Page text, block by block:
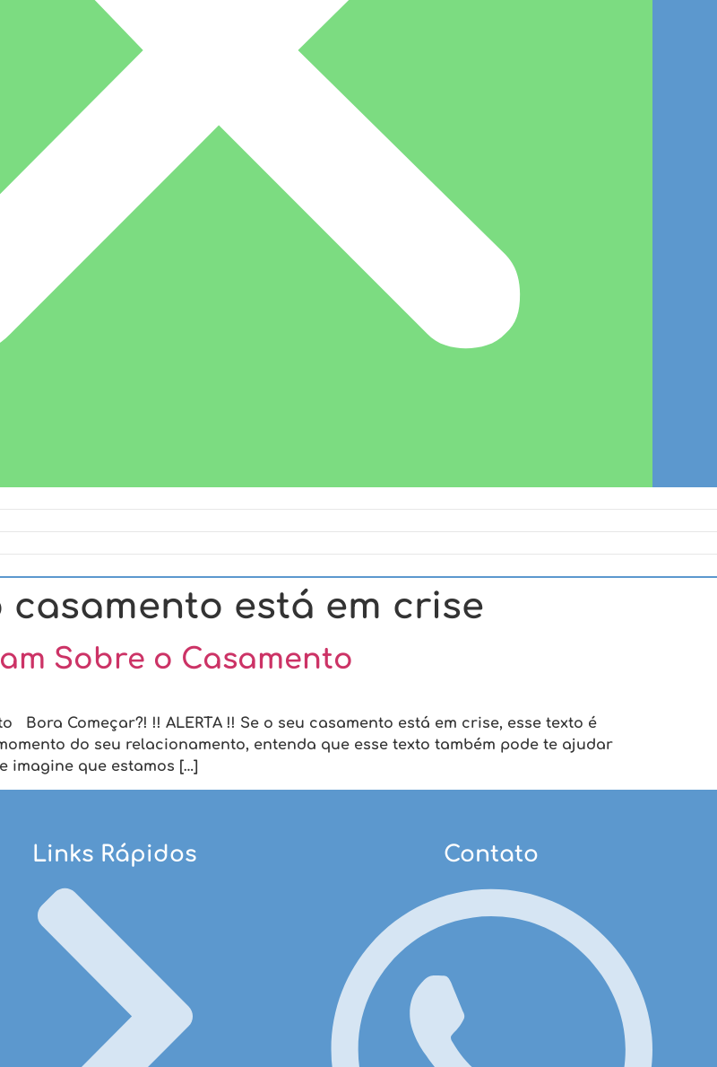
casamento está em crise
Sobre o Casamento
Começar?! !! ALERTA !! Se o seu casamento está em crise, esse texto é
do seu relacionamento, entenda que esse texto também pode te ajudar
imagine que estamos […]
Links Rápidos Contato